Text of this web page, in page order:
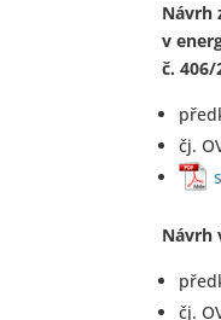
Návrh
v
č.
čj.
Návrh
čj.